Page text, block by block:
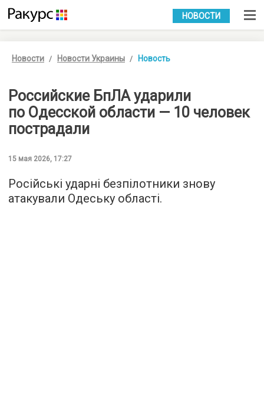
УКР РУС
НОВОСТИ
Новости Новости Украины Новость
Российские БпЛА ударили
по Одесской области — 10 человек
пострадали
15 мая 2026, 17:27
Російські ударні безпілотники знову
атакували Одеську області.